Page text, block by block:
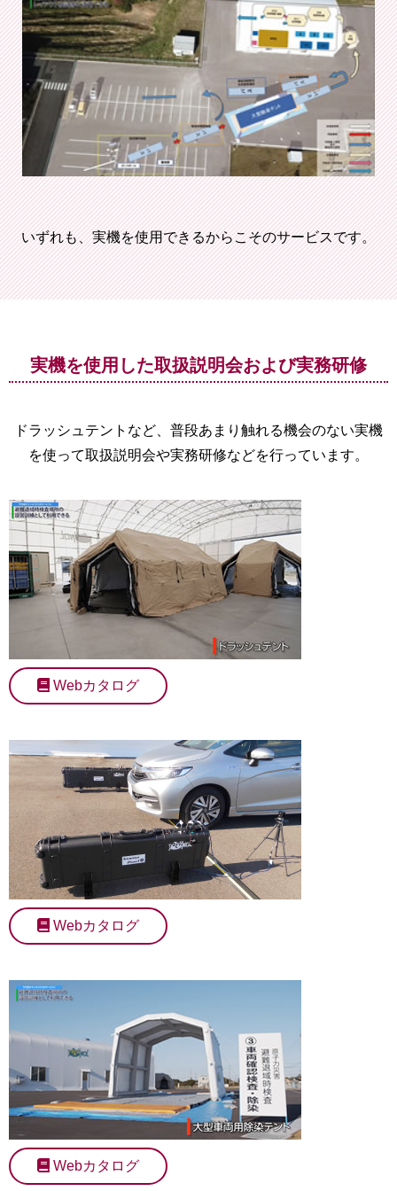
いずれも、実機を使用できるからこそのサービスです。
実機を使用した取扱説明会および実務研修
ドラッシュテントなど、普段あまり触れる機会のない実機
を使って取扱説明会や実務研修などを行っています。
Webカタログ
Webカタログ
Webカタログ